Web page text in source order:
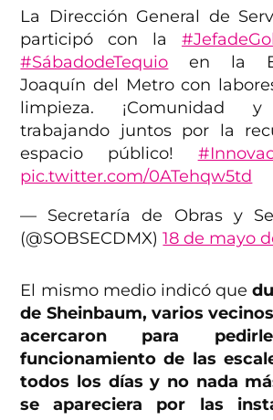
La Dirección General de
participó con la
#SábadodeTequio en la
Joaquín del Metro con
limpieza. ¡Comunidad y
trabajando juntos por la
espacio público!
pic.twitter.com/0ATehqw5td
— Secretaría de Obras y
(@SOBSECDMX)18 de mayo
El mismo medio indicó que
de Sheinbaum, varios
acercaron para
funcionamiento de las
todos los días y no nada
se apareciera por las